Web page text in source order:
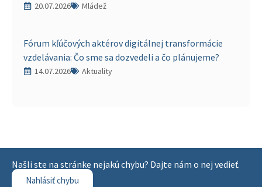
20.07.2026 Mládež
Fórum kľúčových aktérov digitálnej transformácie
vzdelávania: Čo sme sa dozvedeli a čo plánujeme?
14.07.2026 Aktuality
Našli ste na stránke nejakú chybu? Dajte nám o nej vedieť.
Nahlásiť chybu